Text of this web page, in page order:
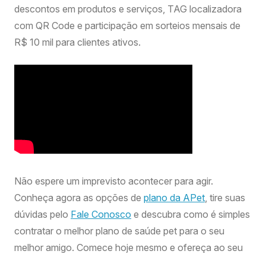
descontos em produtos e serviços, TAG localizadora
com QR Code e participação em sorteios mensais de
R$ 10 mil para clientes ativos.
Não espere um imprevisto acontecer para agir.
Conheça agora as opções de plano da APet, tire suas
dúvidas pelo Fale Conosco e descubra como é simples
contratar o melhor plano de saúde pet para o seu
melhor amigo. Comece hoje mesmo e ofereça ao seu